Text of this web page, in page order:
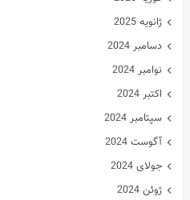
سپتامبر 2024
آگوست 2024
جولای 2024
ژوئن 2024
آوریل 2024
مارس 2024
فوریه 2024